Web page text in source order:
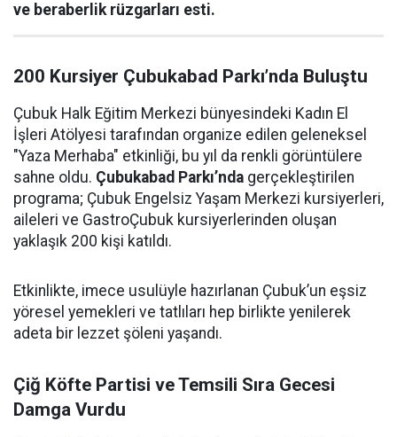
ve beraberlik rüzgarları esti.
200 Kursiyer Çubukabad Parkı’nda Buluştu
Çubuk Halk Eğitim Merkezi bünyesindeki Kadın El
İşleri Atölyesi tarafından organize edilen geleneksel
"Yaza Merhaba" etkinliği, bu yıl da renkli görüntülere
sahne oldu. Çubukabad Parkı’nda gerçekleştirilen
programa; Çubuk Engelsiz Yaşam Merkezi kursiyerleri,
aileleri ve GastroÇubuk kursiyerlerinden oluşan
yaklaşık 200 kişi katıldı.
Etkinlikte, imece usulüyle hazırlanan Çubuk’un eşsiz
yöresel yemekleri ve tatlıları hep birlikte yenilerek
adeta bir lezzet şöleni yaşandı.
Çiğ Köfte Partisi ve Temsili Sıra Gecesi
Damga Vurdu